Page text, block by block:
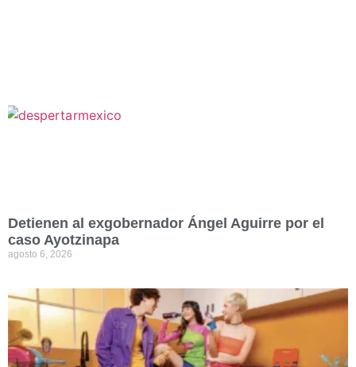
Detienen al exgobernador Ángel Aguirre por el
caso Ayotzinapa
agosto 6, 2026